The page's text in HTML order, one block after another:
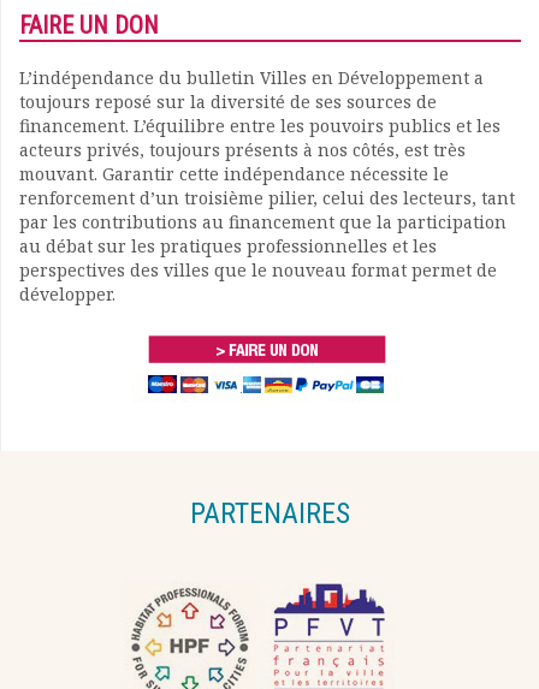
FAIRE UN DON
L’indépendance du bulletin Villes en Développement a
toujours reposé sur la diversité de ses sources de
financement. L’équilibre entre les pouvoirs publics et les
acteurs privés, toujours présents à nos côtés, est très
mouvant. Garantir cette indépendance nécessite le
renforcement d’un troisième pilier, celui des lecteurs, tant
par les contributions au financement que la participation
au débat sur les pratiques professionnelles et les
perspectives des villes que le nouveau format permet de
développer.
PARTENAIRES